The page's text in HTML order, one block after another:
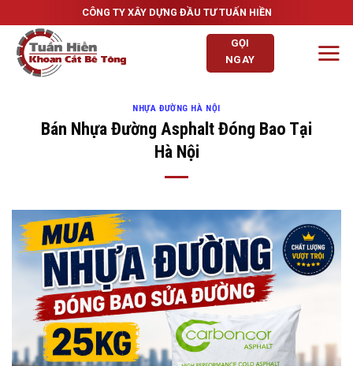
to
content
CÔNG TY XÂY DỰNG ĐẦU TƯ TUẤN HIỀN
GỌI
NGAY
NHỰA ĐƯỜNG HÀ NỘI
Bán Nhựa Đường Asphalt Đóng Bao Tại
Hà Nội